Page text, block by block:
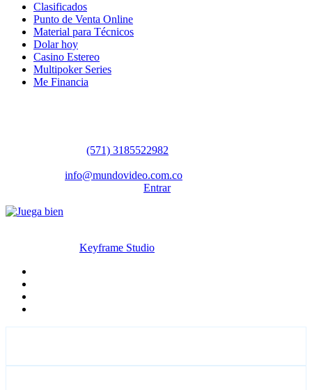
Clasificados
Punto de Venta Online
Material para Técnicos
Dolar hoy
Casino Estereo
Multipoker Series
Me Financia
(57​​1) 3185522982
info@mundovideo.com.co
Entrar
Keyframe Studio